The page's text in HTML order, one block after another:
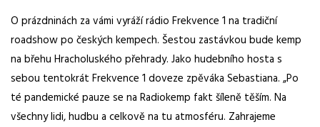
O prázdninách za vámi vyráží rádio Frekvence 1 na tradiční
roadshow po českých kempech. Šestou zastávkou bude kemp
na břehu Hracholuského přehrady. Jako hudebního hosta s
sebou tentokrát Frekvence 1 doveze zpěváka Sebastiana. „Po
té pandemické pauze se na Radiokemp fakt šíleně těším. Na
všechny lidi, hudbu a celkově na tu atmosféru. Zahrajeme